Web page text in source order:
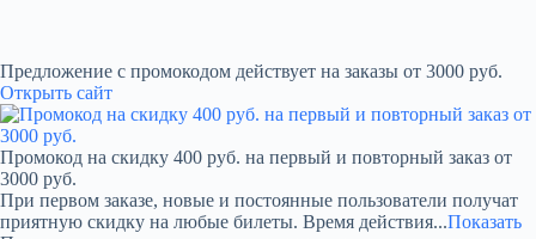
Предложение с промокодом действует на заказы от 3000 руб.
Открыть сайт
Промокод на скидку 400 руб. на первый и повторный заказ от
3000 руб.
При первом заказе, новые и постоянные пользователи получат
приятную скидку на любые билеты. Время действия...Показать